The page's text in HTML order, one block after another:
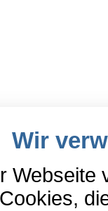
Wir
Webseite